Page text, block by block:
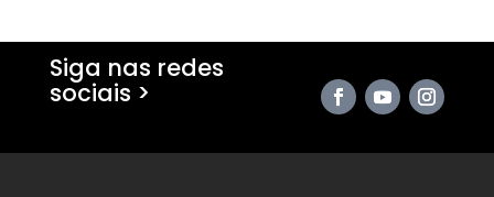
Siga nas redes
sociais >